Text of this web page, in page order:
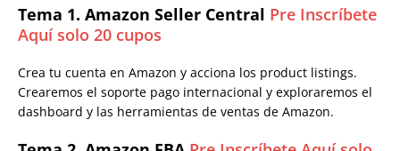
Tema 1. Amazon Seller Central Pre Inscríbete
Aquí solo 20 cupos
Crea tu cuenta en Amazon y acciona los product listings.
Crearemos el soporte pago internacional y exploraremos el
dashboard y las herramientas de ventas de Amazon.